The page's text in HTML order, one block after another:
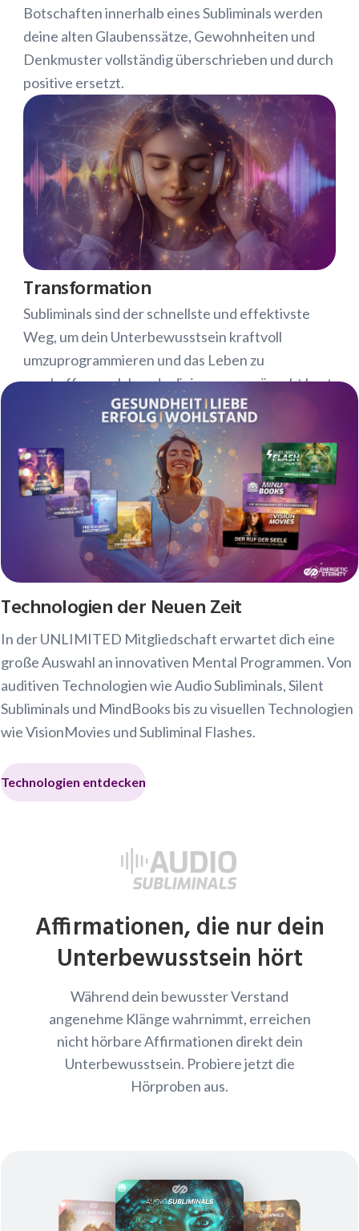
Botschaften innerhalb eines Subliminals werden
deine alten Glaubenssätze, Gewohnheiten und
Denkmuster vollständig überschrieben und durch
positive ersetzt.
Transformation
Subliminals sind der schnellste und effektivste
Weg, um dein Unterbewusstsein kraftvoll
umzuprogrammieren und das Leben zu
erschaffen, welches du dir immer gewünscht hast.
Technologien der Neuen Zeit
In der UNLIMITED Mitgliedschaft erwartet dich eine
große Auswahl an innovativen Mental Programmen. Von
auditiven Technologien wie Audio Subliminals, Silent
Subliminals und MindBooks bis zu visuellen Technologien
wie VisionMovies und Subliminal Flashes.
Technologien entdecken
Affirmationen, die nur dein
Unterbewusstsein hört
Während dein bewusster Verstand
angenehme Klänge wahrnimmt, erreichen
nicht hörbare Affirmationen direkt dein
Unterbewusstsein. Probiere jetzt die
Hörproben aus.